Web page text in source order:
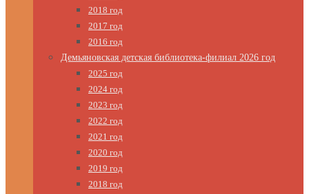
2018 год
2017 год
2016 год
Демьяновская детская библиотека-филиал 2026 год
2025 год
2024 год
2023 год
2022 год
2021 год
2020 год
2019 год
2018 год